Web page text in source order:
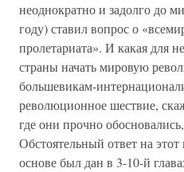
неоднократно и задолго до
году) ставил вопрос о
пролетариата». И какая для
страны начать мировую
большевикам-
революционное шествие,
где они прочно
Обстоятельный ответ на
основе был дан в 3-10-й